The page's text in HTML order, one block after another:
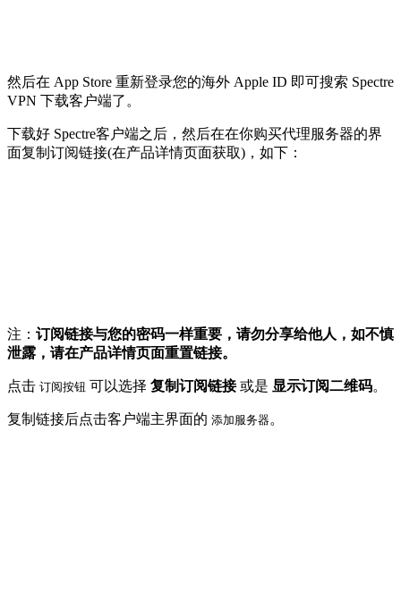
然后在 App Store 重新登录您的海外 Apple ID 即可搜索 Spectre
VPN 下载客户端了。
下载好 Spectre客户端之后，然后在在你购买代理服务器的界
面复制订阅链接(在产品详情页面获取)，如下：
注： 订阅链接与您的密码一样重要，请勿分享给他人，如不慎
泄露，请在产品详情页面重置链接。
点击 订阅按钮 可以选择 复制订阅链接或是 显示订阅二维码。
复制链接后点击客户端主界面的 添加服务器。